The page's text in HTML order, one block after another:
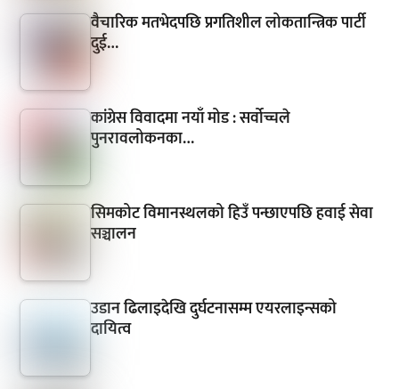
वैचारिक मतभेदपछि प्रगतिशील लोकतान्त्रिक पार्टी
दुई…
कांग्रेस विवादमा नयाँ मोड : सर्वोच्चले
पुनरावलोकनका…
सिमकोट विमानस्थलको हिउँ पन्छाएपछि हवाई सेवा
सञ्चालन
उडान ढिलाइदेखि दुर्घटनासम्म एयरलाइन्सको
दायित्व